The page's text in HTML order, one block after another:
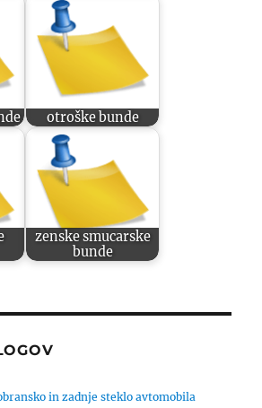
otroške bunde
zenske smucarske
bunde
in zadnje steklo avtomobila